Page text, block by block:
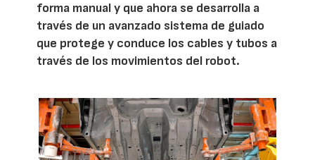
forma manual y que ahora se desarrolla a
través de un avanzado sistema de guiado
que protege y conduce los cables y tubos a
través de los movimientos del robot.